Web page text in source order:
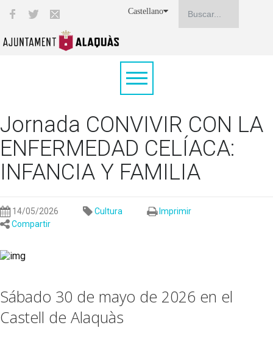
Castellano
Jornada CONVIVIR CON LA
ENFERMEDAD CELÍACA:
INFANCIA Y FAMILIA
14/05/2026 Cultura
Imprimir
Compartir
Sábado 30 de mayo de 2026 en el
Castell de Alaquàs